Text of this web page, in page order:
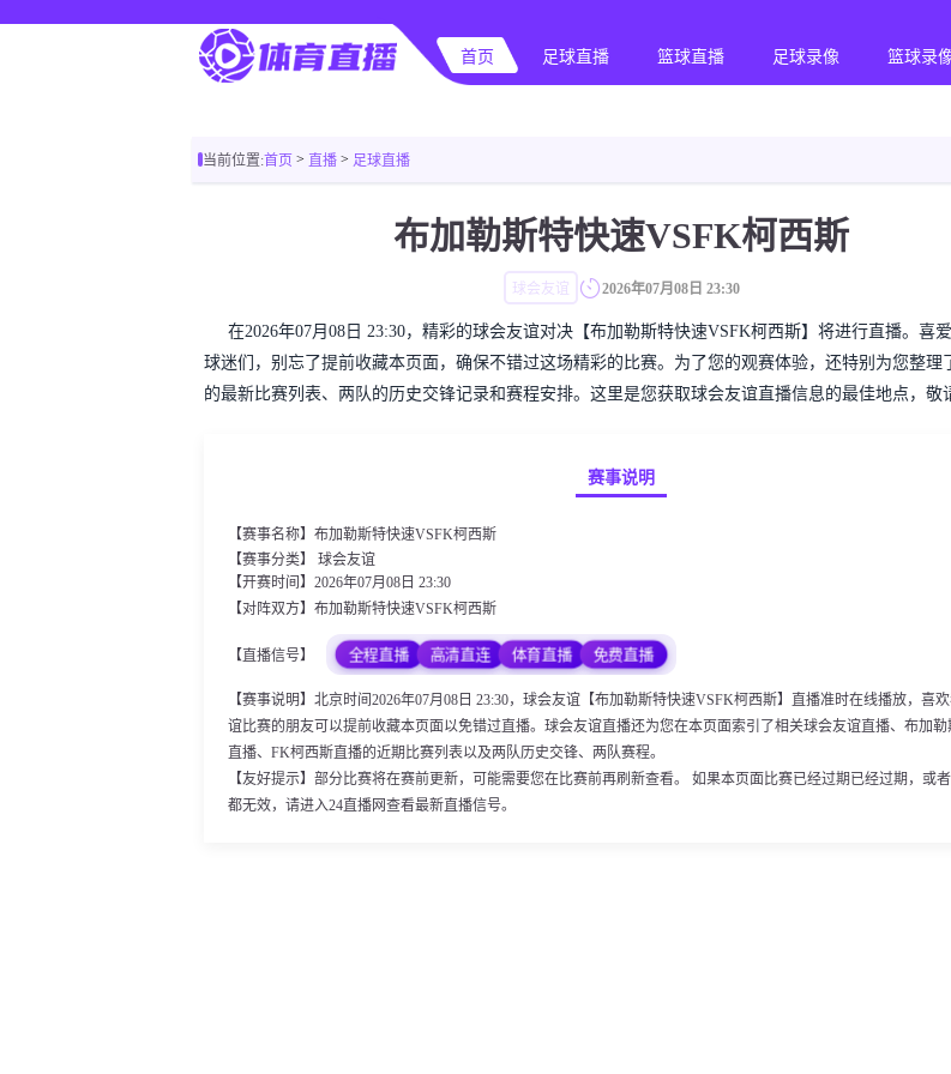
首页 足球直播 篮球直播 足球录像 篮球录
当前位置:首页 > 直播 > 足球直播
布加勒斯特快速VSFK柯西斯
球会友谊 2026年07月08日 23:30
在2026年07月08日 23:30，精彩的球会友谊对决【布加勒斯特快速VSFK柯西斯】将进行直播。喜
球迷们，别忘了提前收藏本页面，确保不错过这场精彩的比赛。为了您的观赛体验，还特别为您整理
的最新比赛列表、两队的历史交锋记录和赛程安排。这里是您获取球会友谊直播信息的最佳地点，敬
赛事说明
【赛事名称】布加勒斯特快速VSFK柯西斯
【赛事分类】 球会友谊
【开赛时间】2026年07月08日 23:30
【对阵双方】布加勒斯特快速VSFK柯西斯
【直播信号】 全程直播 高清直连 体育直播 免费直播
【赛事说明】北京时间2026年07月08日 23:30，球会友谊【布加勒斯特快速VSFK柯西斯】直播准时在线播放，喜
谊比赛的朋友可以提前收藏本页面以免错过直播。球会友谊直播还为您在本页面索引了相关球会友谊直播、布加勒
直播、FK柯西斯直播的近期比赛列表以及两队历史交锋、两队赛程。
【友好提示】部分比赛将在赛前更新，可能需要您在比赛前再刷新查看。 如果本页面比赛已经过期已经过期，或
都无效，请进入24直播网查看最新直播信号。